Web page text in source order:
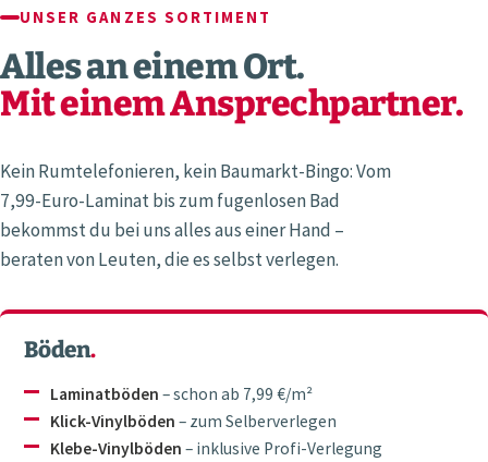
UNSER GANZES SORTIMENT
Alles an einem Ort.
Mit einem Ansprechpartner.
Kein Rumtelefonieren, kein Baumarkt-Bingo: Vom
7,99-Euro-Laminat bis zum fugenlosen Bad
bekommst du bei uns alles aus einer Hand –
beraten von Leuten, die es selbst verlegen.
Böden.
Laminatböden – schon ab 7,99 €/m²
Klick-Vinylböden – zum Selberverlegen
Klebe-Vinylböden – inklusive Profi-Verlegung